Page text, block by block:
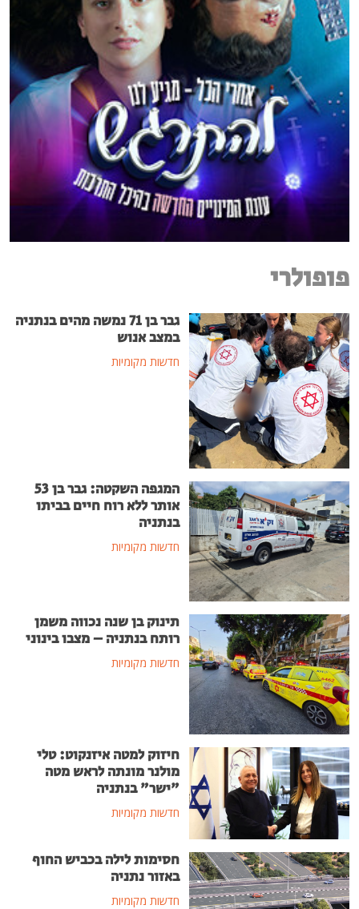
פופולרי
גבר בן 71 נמשה מהים בנתניה
במצב אנוש
חדשות מקומיות
המגפה השקטה: גבר בן 53
אותר ללא רוח חיים בביתו
בנתניה
חדשות מקומיות
תינוק בן שנה נכווה משמן
רותח בנתניה – מצבו בינוני
חדשות מקומיות
חיזוק למטה איזנקוט: טלי
מולנר מונתה לראש מטה
"ישר" בנתניה
חדשות מקומיות
חסימות לילה בכביש החוף
באזור נתניה
חדשות מקומיות